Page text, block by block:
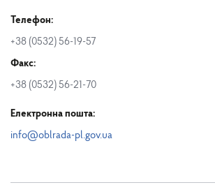
Телефон:
+38 (0532) 56-19-57
Факс:
+38 (0532) 56-21-70
Електронна пошта:
info@oblrada-pl.gov.ua